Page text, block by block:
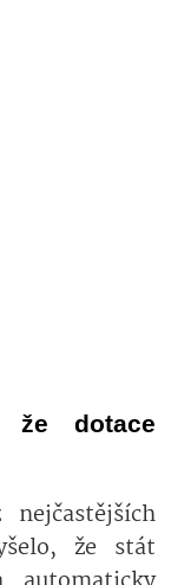
dotace
že stát